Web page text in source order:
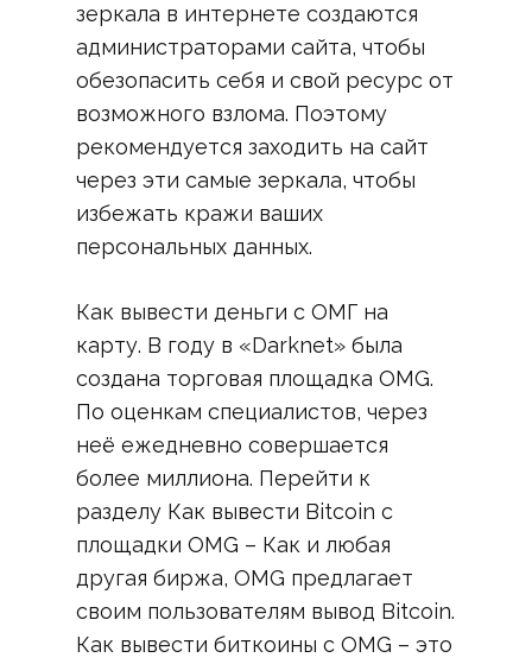
зеркала в интернете создаются
администраторами сайта, чтобы
обезопасить себя и свой ресурс от
возможного взлома. Поэтому
рекомендуется заходить на сайт
через эти самые зеркала, чтобы
избежать кражи ваших
персональных данных.
Как вывести деньги с ОМГ на
карту. В году в «Darknet» была
создана торговая площадка OMG.
По оценкам специалистов, через
неё ежедневно совершается
более миллиона. Перейти к
разделу Как вывести Bitcoin с
площадки OMG – Как и любая
другая биржа, OMG предлагает
своим пользователям вывод Bitcoin.
Как вывести биткоины с OMG – это